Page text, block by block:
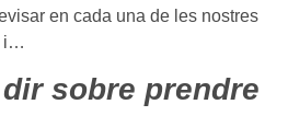
en cada una de les nostres
i…
sobre prendre